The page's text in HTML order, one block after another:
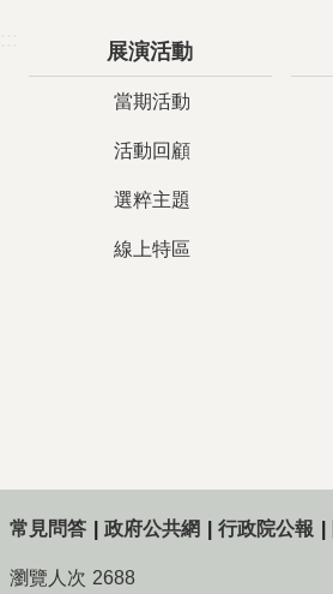
展演活動
當期活動
活動回顧
選粹主題
線上特區
常見問答 政府公共網 行政院公報
瀏覽人次 2688